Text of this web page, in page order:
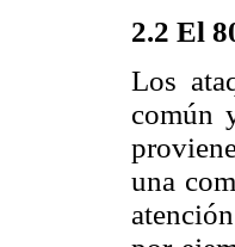
2.2 El
Los
común
una